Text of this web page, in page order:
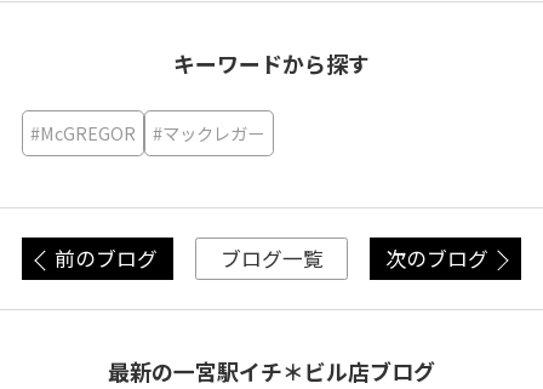
キーワードから探す
#McGREGOR #マックレガー
前のブログ ブログ一覧 次のブログ
最新の一宮駅イチ＊ビル店ブログ